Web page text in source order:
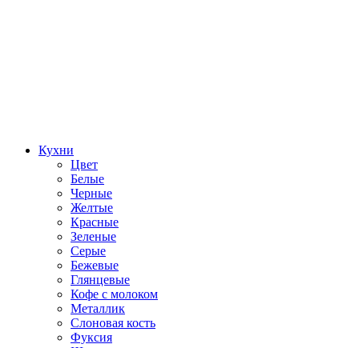
Кухни
Цвет
Белые
Черные
Желтые
Красные
Зеленые
Серые
Бежевые
Глянцевые
Кофе с молоком
Металлик
Слоновая кость
Фуксия